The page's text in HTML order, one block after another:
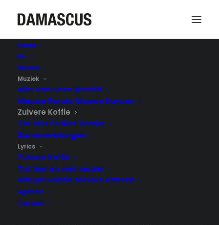
Home
Bio
Nieuws
Muziek
Niet Van Deze Wereld
Nieuwe Ronde Nieuwe Kansen
Zuivere Koffie
Tot Hier En Niet Verder
Samenwerkingen
Lyrics
Zuivere Koffie
Tot hier en niet verder
Nieuwe Ronde Nieuwe Kansen
Agenda
Contact